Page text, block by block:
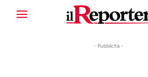
- Pubblicità -